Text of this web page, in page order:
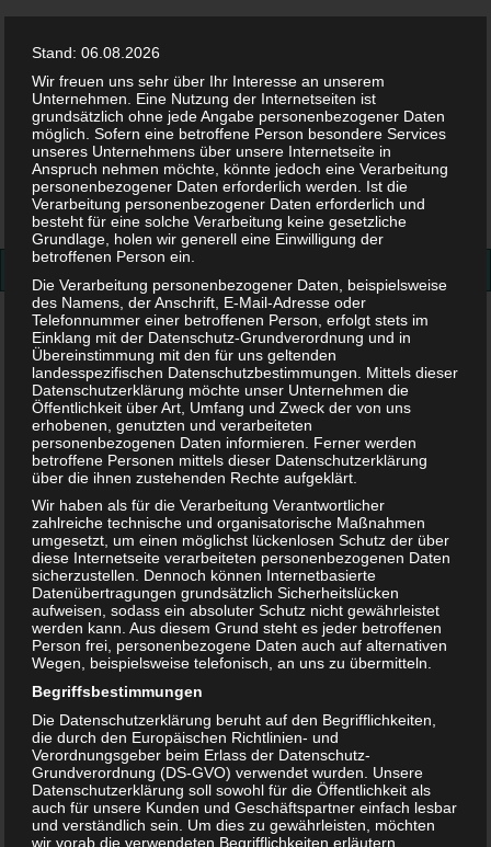
Facebook
Twitter
Suchen
nach:
Baby&Kind>Baby>Ab wann Babysachen kaufen?
Ab wann Babysachen kaufen?
4. FEBRUAR 2019
Stand: 06.08.2026
Wir freuen uns sehr über Ihr Interesse an unserem
Unternehmen. Eine Nutzung der Internetseiten ist
grundsätzlich ohne jede Angabe personenbezogener Daten
möglich. Sofern eine betroffene Person besondere Services
unseres Unternehmens über unsere Internetseite in
Anspruch nehmen möchte, könnte jedoch eine Verarbeitung
personenbezogener Daten erforderlich werden. Ist die
Verarbeitung personenbezogener Daten erforderlich und
besteht für eine solche Verarbeitung keine gesetzliche
Grundlage, holen wir generell eine Einwilligung der
betroffenen Person ein.
Die Verarbeitung personenbezogener Daten, beispielsweise
des Namens, der Anschrift, E-Mail-Adresse oder
Telefonnummer einer betroffenen Person, erfolgt stets im
Einklang mit der Datenschutz-Grundverordnung und in
Übereinstimmung mit den für uns geltenden
landesspezifischen Datenschutzbestimmungen. Mittels dieser
Datenschutzerklärung möchte unser Unternehmen die
Öffentlichkeit über Art, Umfang und Zweck der von uns
erhobenen, genutzten und verarbeiteten
personenbezogenen Daten informieren. Ferner werden
betroffene Personen mittels dieser Datenschutzerklärung
über die ihnen zustehenden Rechte aufgeklärt.
Wir haben als für die Verarbeitung Verantwortlicher
zahlreiche technische und organisatorische Maßnahmen
umgesetzt, um einen möglichst lückenlosen Schutz der über
diese Internetseite verarbeiteten personenbezogenen Daten
sicherzustellen. Dennoch können Internetbasierte
Datenübertragungen grundsätzlich Sicherheitslücken
aufweisen, sodass ein absoluter Schutz nicht gewährleistet
werden kann. Aus diesem Grund steht es jeder betroffenen
Person frei, personenbezogene Daten auch auf alternativen
Wegen, beispielsweise telefonisch, an uns zu übermitteln.
Begriffsbestimmungen
Die Datenschutzerklärung beruht auf den Begrifflichkeiten,
die durch den Europäischen Richtlinien- und
Verordnungsgeber beim Erlass der Datenschutz-
Grundverordnung (DS-GVO) verwendet wurden. Unsere
Datenschutzerklärung soll sowohl für die Öffentlichkeit als
auch für unsere Kunden und Geschäftspartner einfach lesbar
und verständlich sein. Um dies zu gewährleisten, möchten
wir vorab die verwendeten Begrifflichkeiten erläutern.